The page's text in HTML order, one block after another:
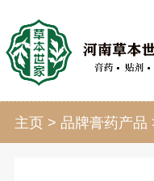
主页 > 品牌膏药产品